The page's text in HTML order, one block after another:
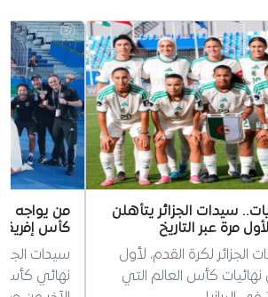
سيدات الجزائر يتأهلن
مرة عبر التاريخ
لكرة القدم، لأول
نهائيات كأس العالم التي
من يواجه
كأس
سيدات